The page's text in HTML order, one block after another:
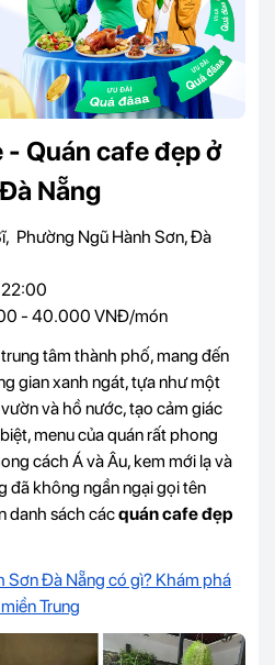
- Quán cafe đẹp ở
Nẵng
Phường Ngũ Hành Sơn, Đà
- 40.000 VNĐ/món
tâm thành phố, mang đến
gian xanh ngát, tựa như một
và hồ nước, tạo cảm giác
menu của quán rất phong
cách Á và Âu, kem mới lạ và
đã không ngần ngại gọi tên
danh sách cácquán cafe đẹp
Sơn Đà Nẵng có gì? Khám phá
Trung